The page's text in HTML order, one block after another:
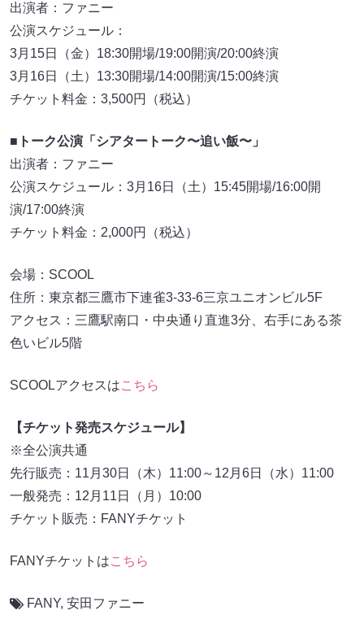
出演者：ファニー
公演スケジュール：
3月15日（金）18:30開場/19:00開演/20:00終演
3月16日（土）13:30開場/14:00開演/15:00終演
チケット料金：3,500円（税込）
■トーク公演「シアタートーク〜追い飯〜」
出演者：ファニー
公演スケジュール：3月16日（土）15:45開場/16:00開
演/17:00終演
チケット料金：2,000円（税込）
会場：SCOOL
住所：東京都三鷹市下連雀3-33-6三京ユニオンビル5F
アクセス：三鷹駅南口・中央通り直進3分、右手にある茶
色いビル5階
SCOOLアクセスはこちら
【チケット発売スケジュール】
※全公演共通
先行販売：11月30日（木）11:00～12月6日（水）11:00
一般発売：12月11日（月）10:00
チケット販売：FANYチケット
FANYチケットはこちら
FANY, 安田ファニー